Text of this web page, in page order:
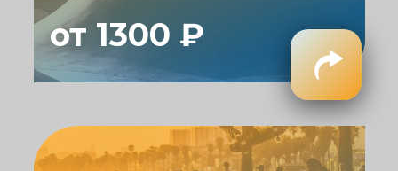
от 1300 ₽